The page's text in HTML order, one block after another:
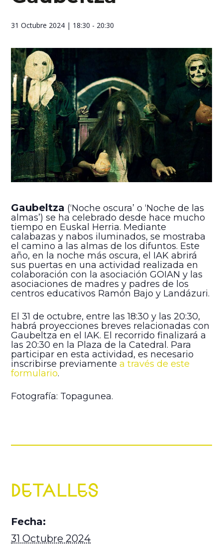
31 Octubre 2024 | 18:30 - 20:30
Gaubeltza (‘Noche oscura’ o ‘Noche de las
almas’) se ha celebrado desde hace mucho
tiempo en Euskal Herria. Mediante
calabazas y nabos iluminados, se mostraba
el camino a las almas de los difuntos. Este
año, en la noche más oscura, el IAK abrirá
sus puertas en una actividad realizada en
colaboración con la asociación GOIAN y las
asociaciones de madres y padres de los
centros educativos Ramón Bajo y Landázuri.
El 31 de octubre, entre las 18:30 y las 20:30,
habrá proyecciones breves relacionadas con
Gaubeltza en el IAK. El recorrido finalizará a
las 20:30 en la Plaza de la Catedral. Para
participar en esta actividad, es necesario
inscribirse previamentea través de este
formulario.
Fotografía: Topagunea.
DETALLES
Fecha:
31 Octubre 2024